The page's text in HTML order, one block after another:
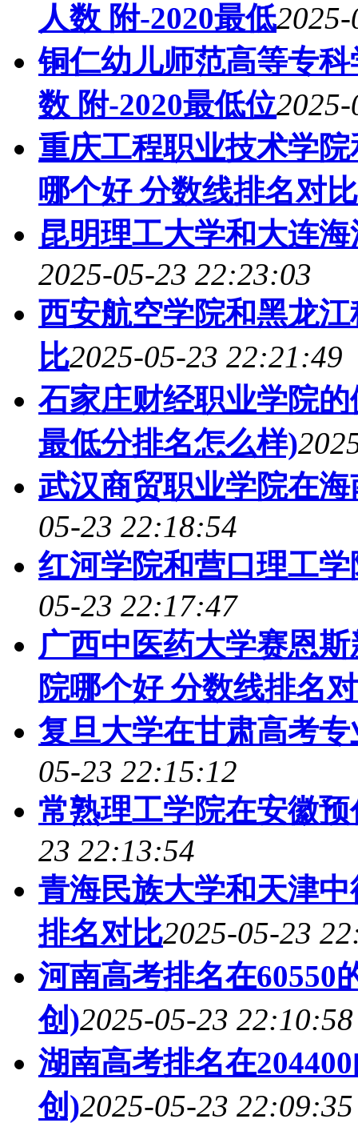
人数 附-2020最低
铜仁幼儿师范高等专
数 附-2020最低位
重庆工程职业技术学
哪个好 分数线排名对比
昆明理工大学和大连
2025-05-23 22:23:03
西安航空学院和黑龙
比2025-05-23 22:21:49
石家庄财经职业学院
最低分排名怎么样)
武汉商贸职业学院在
05-23 22:18:54
红河学院和营口理工
05-23 22:17:47
广西中医药大学赛恩
院哪个好 分数线排名
复旦大学在甘肃高考
05-23 22:15:12
常熟理工学院在安徽
23 22:13:54
青海民族大学和天津
排名对比2025-05-23
河南高考排名在60550
创)2025-05-23 22:10:58
湖南高考排名在
创)2025-05-23 22:09:35